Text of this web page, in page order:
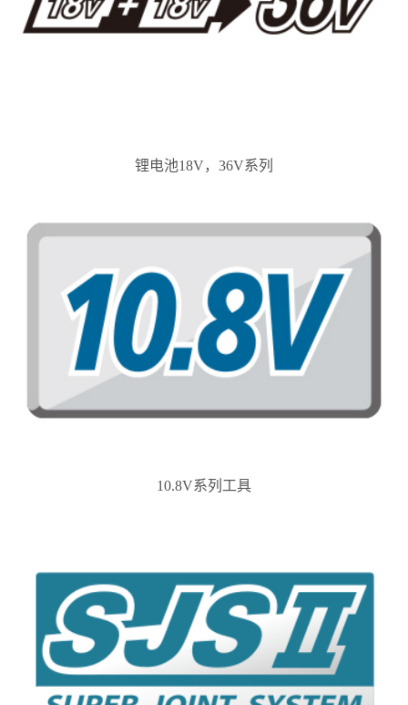
锂电池18V，36V系列
10.8V系列工具